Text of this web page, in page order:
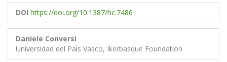
DOI https://doi.org/10.1387/hc.7486
Daniele Conversi
Universidad del País Vasco, Ikerbasque Foundation